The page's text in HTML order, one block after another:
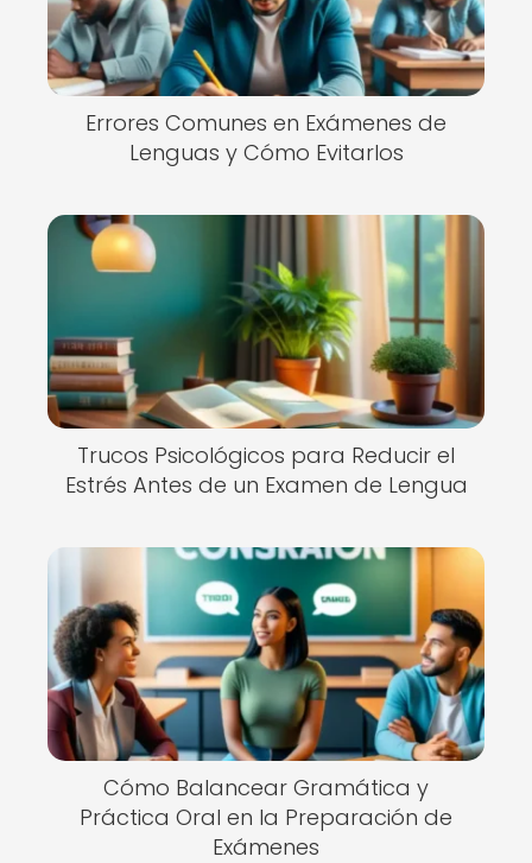
Errores Comunes en Exámenes de
Lenguas y Cómo Evitarlos
Trucos Psicológicos para Reducir el
Estrés Antes de un Examen de Lengua
Cómo Balancear Gramática y
Práctica Oral en la Preparación de
Exámenes